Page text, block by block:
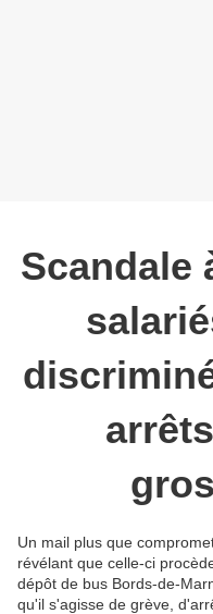
Scandale
Un mail plus que
révélant que celle-ci
dépôt de bus Bords-de-
qu'il s'agisse de grève,